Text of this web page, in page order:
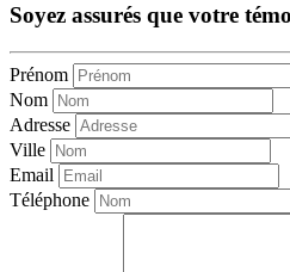
Soyez assurés que votre
Prénom
Nom
Adresse
Ville
Email
Téléphone